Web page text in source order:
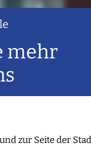
mehr
zur Seite der